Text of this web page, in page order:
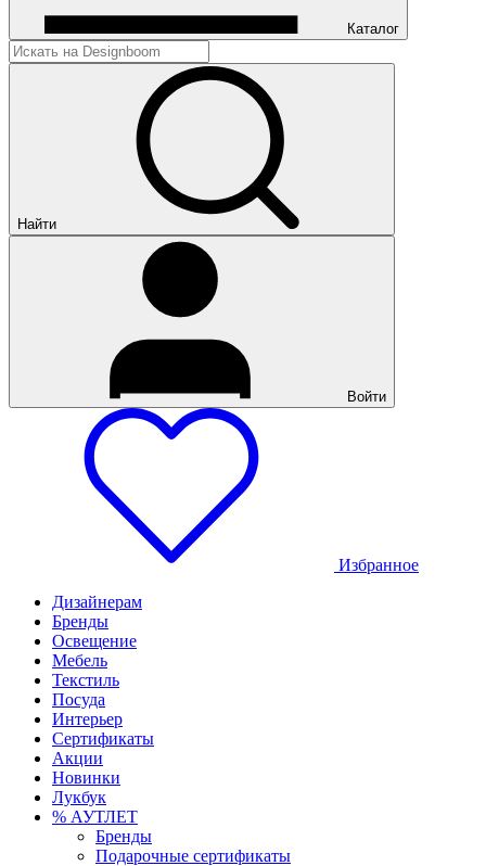
Каталог
Найти
Войти
Избранное
Дизайнерам
Бренды
Освещение
Мебель
Текстиль
Посуда
Интерьер
Сертификаты
Акции
Новинки
Лукбук
% АУТЛЕТ
Бренды
Подарочные сертификаты